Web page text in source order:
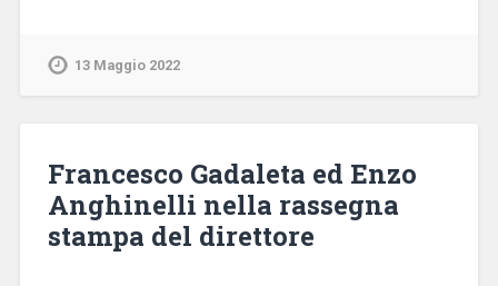
13 Maggio 2022
Francesco Gadaleta ed Enzo
Anghinelli nella rassegna
stampa del direttore